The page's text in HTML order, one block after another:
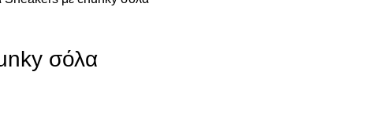
σόλα